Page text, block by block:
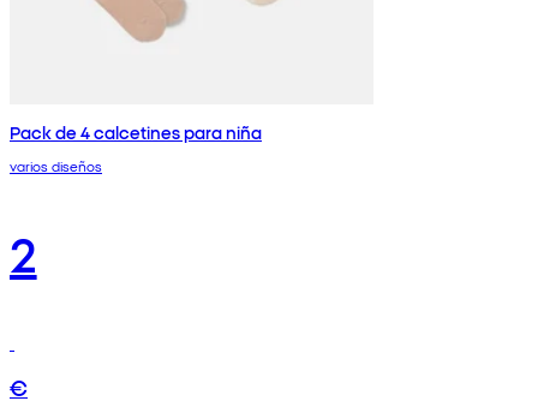
Pack de 4 calcetines para niña
varios diseños
2
€